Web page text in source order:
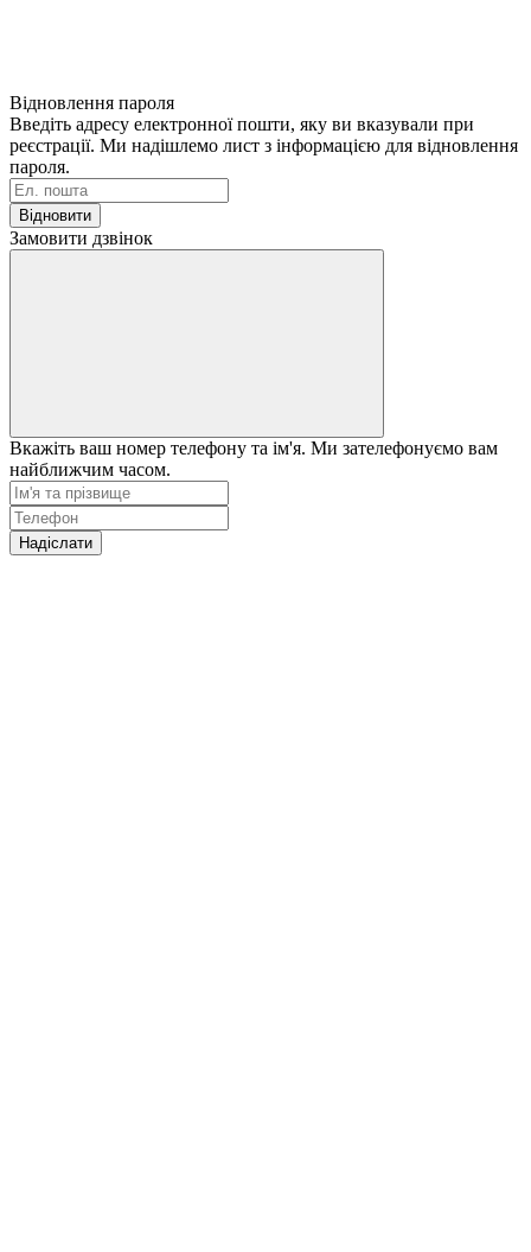
Відновлення пароля
Введіть адресу електронної пошти, яку ви вказували при
реєстрації. Ми надішлемо лист з інформацією для відновлення
пароля.
Відновити
Замовити дзвінок
Вкажіть ваш номер телефону та ім'я. Ми зателефонуємо вам
найближчим часом.
Надіслати